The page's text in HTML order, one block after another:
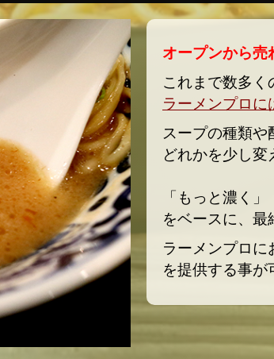
オープンから売
これまで数多く
ラーメンプロに
スープの種類や
どれかを少し変
「もっと濃く
をベースに、 最
ラーメンプロ
を提供する事が